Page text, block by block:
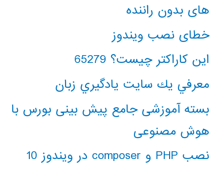
های بدون راننده
خطای نصب ویندوز
این کاراکتر چیست؟ 65279
معرفي يك سايت يادگيري زبان
بسته آموزشی جامع پیش بینی بورس با
هوش مصنوعی
نصب PHP و composer در ویندوز 10